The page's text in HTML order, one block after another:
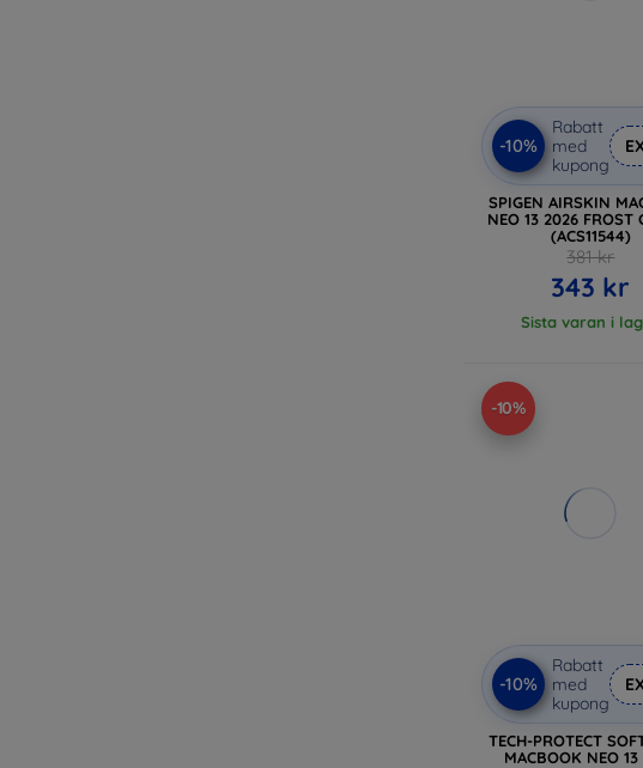
-10%
Rabatt
med
kupong
SPIGEN AIRSKIN
NEO 13 2026 FROST
(ACS11544)
381 kr
343 kr
Sista varan i
-10%
-10%
Rabatt
med
kupong
TECH-PROTECT
MACBOOK NEO